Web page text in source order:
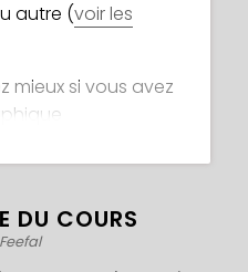
autre (voir les
mieux si vous avez
dessin est
DU COURS